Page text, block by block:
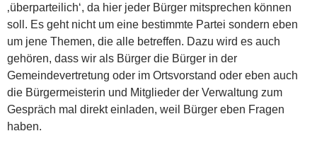
‚überparteilich‘, da hier jeder Bürger mitsprechen können
soll. Es geht nicht um eine bestimmte Partei sondern eben
um jene Themen, die alle betreffen. Dazu wird es auch
gehören, dass wir als Bürger die Bürger in der
Gemeindevertretung oder im Ortsvorstand oder eben auch
die Bürgermeisterin und Mitglieder der Verwaltung zum
Gespräch mal direkt einladen, weil Bürger eben Fragen
haben.